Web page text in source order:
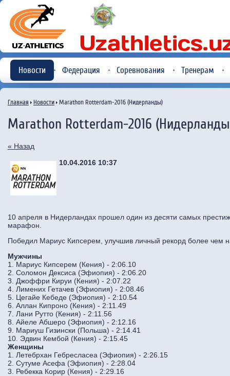
Новости Федерация Соревнования Тренерам
Главная Новости Marathon Rotterdam-2016 (Нидерланды)
Marathon Rotterdam-2016
« Назад
10.04.2016 10:37
10 апреля в Нидерландах прошел один из десяти самых
марафон.
Победил Мариус Кипсерем, улучшив личный рекорд более чем
Мужчины
1. Мариус Кипсерем (Кения) - 2:06.10
2. Соломон Дексиса (Эфиопия) - 2:06.20
3. Джоффри Кируи (Кения) - 2:07.22
4. Лимених Гетачев (Эфиопия) - 2:08.46
5. Цегайе Кебеде (Эфиопия) - 2:10.54
6. Аллан Кипроно (Кения) - 2:11.49
7. Лани Рутто (Кения) - 2:11.56
8. Айеле Абшеро (Эфиопия) - 2:12.16
9. Мариуш Гизински (Польша) - 2:14.41
10. Эдвин Кембой (Кения) - 2:15.45
Женщины
1. Летебрхан Гебресласеа (Эфиопия) - 2:26.15
2. Сутуме Асефа (Эфиопия) - 2:28.04
3. Ребекка Корир (Кения) - 2:29.16